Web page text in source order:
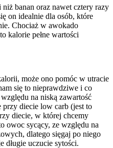
banan oraz nawet cztery razy
on idealnie dla osób, które
Chociaż w awokado
kalorie pełne wartości
może ono pomóc w utracie
się to nieprawdziwe i co
na niską zawartość
diecie low carb (jest to
diecie, w której chcemy
owoc sycący, ze względu na
dlatego sięgaj po niego
długie uczucie sytości.